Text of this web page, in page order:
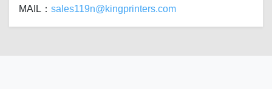
MAIL： sales119n@kingprinters.com